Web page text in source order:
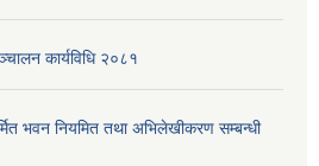
कार्यविधि २०८१
भवन नियमित तथा अभिलेखीकरण सम्बन्धी